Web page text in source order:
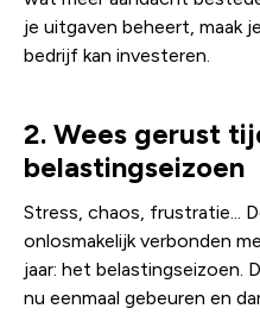
je uitgaven beheert, maak
bedrijf kan investeren.
2. Wees gerust
belastingseizoen
Stress, chaos, frustratie...
onlosmakelijk verbonden
jaar: het belastingseizoen.
nu eenmaal gebeuren en